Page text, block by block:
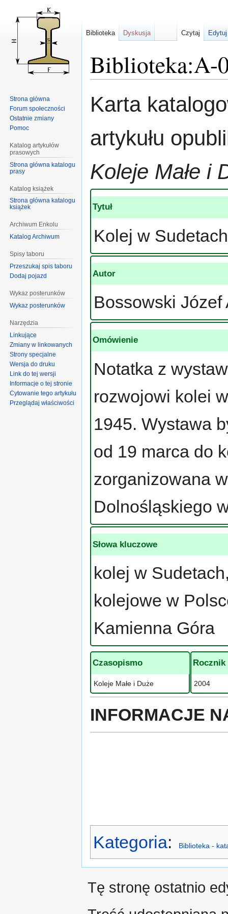
Biblioteka:A-
do
do
Karta
artykułu
Koleje Małe i
Tytuł
Kolej w
Autor
Bossowski Józef
Omówienie
Notatka z
rozwojowi kolei
1945. Wystawa
od 19 marca do
zorganizowana
Dolnośląskiego
Słowa kluczowe
kolej w
kolejowe w
Kamienna Góra
Czasopismo
Koleje Małe i Duże
Rocznik
2004
INFORMACJE
Kategoria: Biblioteka -
Biblioteka Dyskusja Czytaj
Strona główna
Forum społeczności
Ostatnie zmiany
Pomoc
Katalog artykułów
prasowych
Strona główna katalogu
prasy
Katalog książek
Strona główna katalogu
książek
Archiwum Enkolu
Katalog Archiwum
Spisy taboru
Przeszukaj spis taboru
Dodaj pojazd
Wykaz posterunków
Wykaz posterunków
Narzędzia
Linkujące
Zmiany w linkowanych
Strony specjalne
Wersja do druku
Link do tej wersji
Informacje o tej stronie
Cytowanie tego artykułu
Przeglądaj właściwości
Tę stronę ostatnio